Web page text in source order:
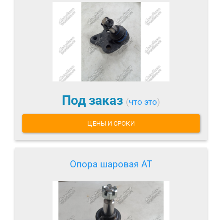
Под заказ (что это)
ЦЕНЫ И СРОКИ
Опора шаровая AT